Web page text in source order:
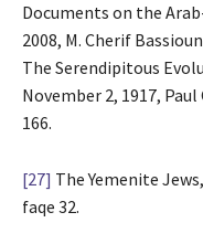
Documents on the
2008, M. Cherif
The Serendipitous
November 2, 1917,
166.
[27] The Yemenite
faqe 32.